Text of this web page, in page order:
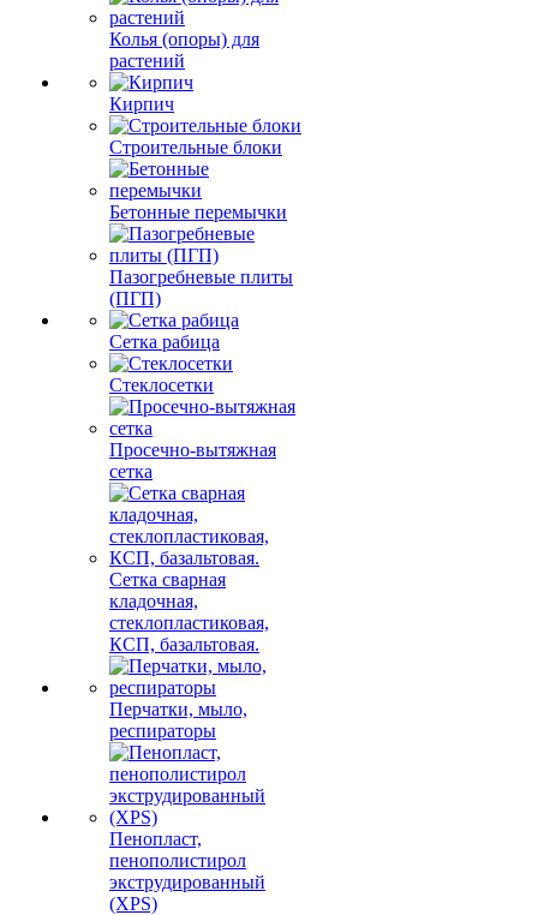
Колья (опоры) для
растений
Кирпич
Строительные блоки
Бетонные перемычки
Пазогребневые плиты
(ПГП)
Сетка рабица
Стеклосетки
Просечно-вытяжная
сетка
Сетка сварная
кладочная,
стеклопластиковая,
КСП, базальтовая.
Перчатки, мыло,
респираторы
Пенопласт,
пенополистирол
экструдированный
(XPS)